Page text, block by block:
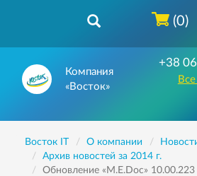
Компания
«Восток»
+38
(0)
Восток IT О компании
Архив новостей за 2014 г.
Обновление «M.E.Doc»